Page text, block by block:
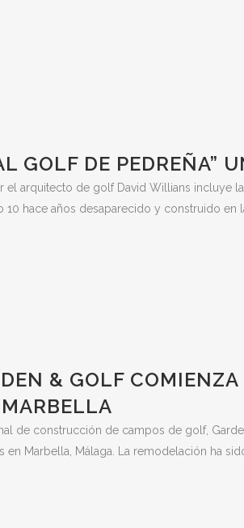
GOLF DE PEDREÑA”
el arquitecto de golf David Willians incluye
10 hace años desaparecido y construido
& GOLF
de construcción de campos de golf,
en Marbella, Málaga. La remodelación ha